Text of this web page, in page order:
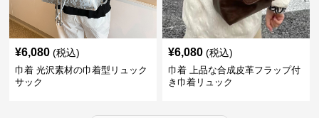
¥6,080 (税込)
巾着 光沢素材の巾着型リュック
サック
¥6,080 (税込)
巾着 上品な合成皮革フラップ付
き巾着リュック